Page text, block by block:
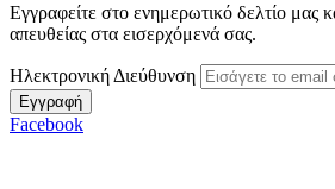
Εγγραφείτε στο ενημερωτικό δελτίο μας
απευθείας στα εισερχόμενά σας.
Ηλεκτρονική Διεύθυνση
Εγγραφή
Facebook